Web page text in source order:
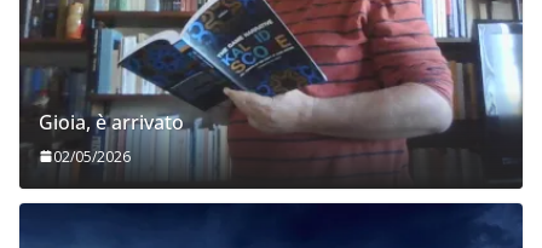
Gioia, è arrivato
02/05/2026